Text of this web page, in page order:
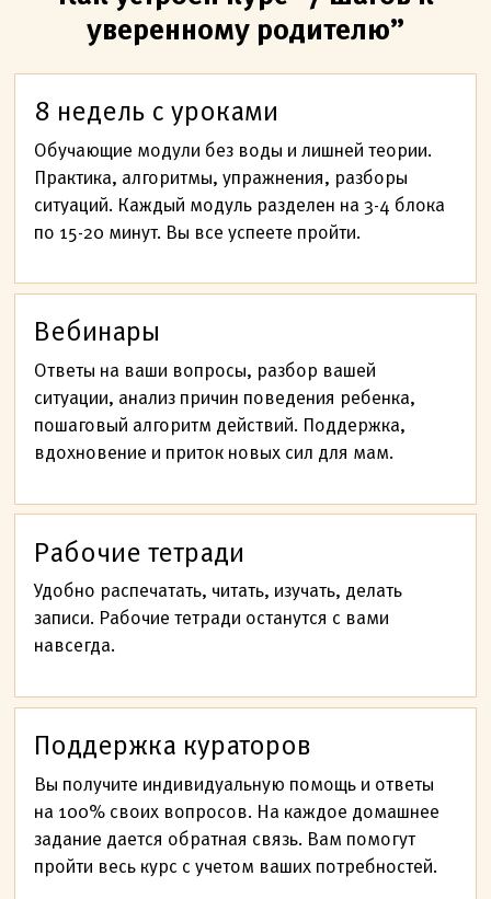
уверенному родителю”
8 недель с уроками
Обучающие модули без воды и лишней теории.
Практика, алгоритмы, упражнения, разборы
ситуаций. Каждый модуль разделен на 3-4 блока
по 15-20 минут. Вы все успеете пройти.
Вебинары
Ответы на ваши вопросы, разбор вашей
ситуации, анализ причин поведения ребенка,
пошаговый алгоритм действий. Поддержка,
вдохновение и приток новых сил для мам.
Рабочие тетради
Удобно распечатать, читать, изучать, делать
записи. Рабочие тетради останутся с вами
навсегда.
Поддержка кураторов
Вы получите индивидуальную помощь и ответы
на 100% своих вопросов. На каждое домашнее
задание дается обратная связь. Вам помогут
пройти весь курс с учетом ваших потребностей.